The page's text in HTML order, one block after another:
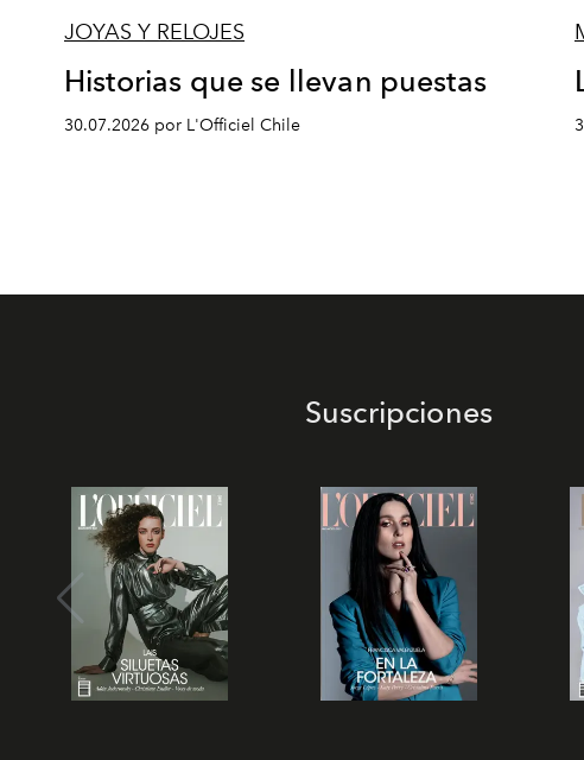
JOYAS Y RELOJES
Historias que se llevan puestas
30.07.2026 por L'Officiel Chile
Suscripciones